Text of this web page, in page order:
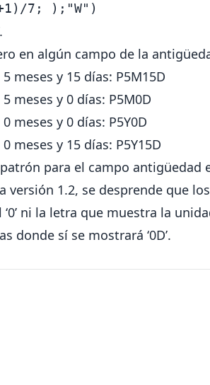
7; );"W")
en algún campo de la
meses y 15 días: P5M15D
meses y 0 días: P5M0D
meses y 0 días: P5Y0D
meses y 15 días: P5Y15D
para el campo antigüedad
1.2, se desprende que
ni la letra que muestra la
donde sí se mostrará ‘0D’.